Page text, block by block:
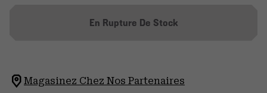
En Rupture De Stock
Magasinez Chez Nos Partenaires